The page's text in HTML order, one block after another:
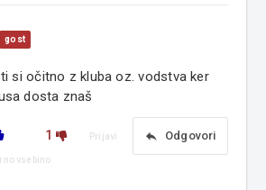
gost
si očitno z kluba oz. vodstva ker
dosta znaš
1 reply Odgovori
Prijavi
vsebino